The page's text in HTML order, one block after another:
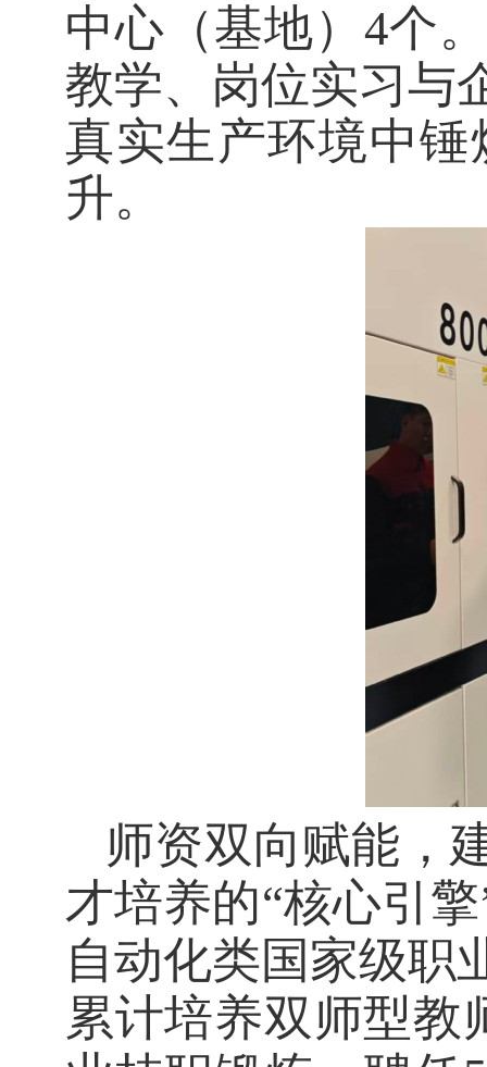
中心（基地）4个
教学、岗位实习与
真实生产环境中
升。
师资双向赋能，
才培养的“核心引
自动化类国家级职
累计培养双师型教